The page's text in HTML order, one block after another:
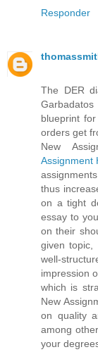
Responder
The DER
blueprint
orders get
New
Assignment
thus
on a tight
essay to
on their
given topic,
well-
impression
which is
New
on quality
among
your